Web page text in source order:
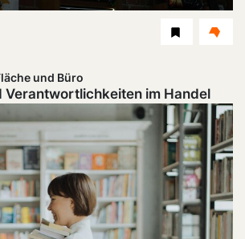
und Büro
Verantwortlichkeiten im Handel